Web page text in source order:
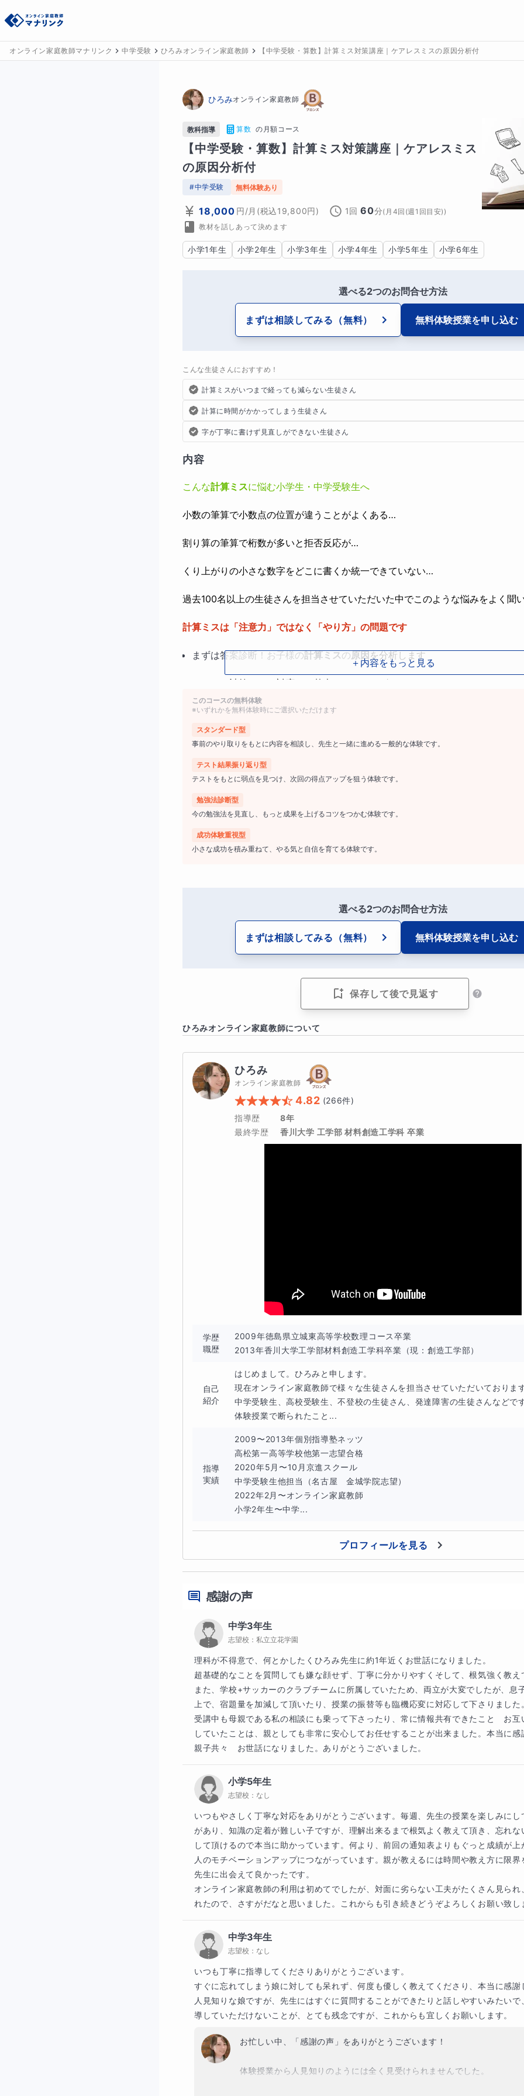
オンライン家庭教師マナリンク 中学受験 ひろみオンライン家庭教師 【中学受験・算数】計算ミス対策講座｜ケアレスミスの原因分析付
ひろみオンライン家庭教師
教科指導 算数 の 月額コース
【中学受験・算数】計算ミス対策講座｜ケアレスミス
の原因分析付
#中学受験 無料体験あり
18,000 円/月 (税込19,800円) 1回 60分( 月4回(週1回目安) )
教材を話しあって決めます
小学1年生 小学2年生 小学3年生 小学4年生 小学5年生 小学6年生
選べる2つのお問合せ方法
まずは相談してみる （無料） 無料体験授業を申し込む
こんな生徒さんにおすすめ！
計算ミスがいつまで経っても減らない生徒さん
計算に時間がかかってしまう生徒さん
字が丁寧に書けず見直しができない生徒さん
内容
こんな計算ミスに悩む小学生・中学受験生へ
小数の筆算で小数点の位置が違うことがよくある…
割り算の筆算で桁数が多いと拒否反応が…
くり上がりの小さな数字をどこに書くか統一できていない…
過去100名以上の生徒さんを担当させていただいた中でこのような悩みをよく聞
計算ミスは「注意力」ではなく「やり方」の問題です
まずは答案診断！お子様の計算ミスの原因 を分析します
よくある計算ミスに対応した基本トレーニング
計算問題で「同じ失点を繰り返さない状態」を作ります
【保護者の方へ】計算ミス対策で大切にしていること
◎筆算の書き方
◎本番でミスしないようにすること
（タブレットではなく紙、線やマスがある紙ではなく無地の紙を使用して筆算
れること目標にします）
（例：円周率3.14の計算・速さ、長さなどの単位換算方法）
【よくある質問例】
計算ミスは練習量を増やせば自然に減りますか？
→練習も大切ですが癖を直さないとゼロにはなりません
うちの子は集中力がなく、ケアレスミスが多いタイプですが大丈夫ですか？
→大丈夫です！
暗算が苦手ですが、この講座についていけますか？
→大丈夫です！
■宿題について
スケジュール帳を活用して毎日のルーティーンを身につけてもらいます。
生徒さんと相談して決めます。
■オプション
・オススメ1：チャットサポート（月額5,000円）
・オススメ2：自習スケジューリングサポート（月額3,000円）
・追加料金で30分延長可能！
毎週授業終了後、または次の日に報告
■お問合せを行って頂く際に知りたいこと
生徒さんの志望校（あれば）
指導目的（定期テスト対策または受験対策など）
模試、テストの結果（あれば）
使用したいテキスト（あれば）
＋内容をもっと見る
このコースの無料体験
※いずれかを無料体験時にご選択いただけます
スタンダード型
事前のやり取りをもとに内容を相談し、先生と一緒に進める一般的な体験です。
テスト結果振り返り型
テストをもとに弱点を見つけ、次回の得点アップを狙う体験です。
勉強法診断型
今の勉強法を見直し、もっと成果を上げるコツをつかむ体験です。
成功体験重視型
小さな成功を積み重ねて、やる気と自信を育てる体験です。
選べる2つのお問合せ方法
まずは相談してみる （無料） 無料体験授業を申し込む
保存して後で見返す
ひろみオンライン家庭教師について
ひろみ
オンライン家庭教師
4.82 (266件)
指導歴
8年
最終学歴
香川大学 工学部 材料創造工学科 卒業
学歴
職歴
2009年徳島県立城東高等学校数理コース卒業
2013年香川大学工学部材料創造工学科卒業（現：創造工学部）
自己
紹介
はじめまして。ひろみと申します。
現在オンライン家庭教師で様々な生徒さんを担当させていただいておりま
中学受験生、高校受験生、不登校の生徒さん、発達障害の生徒さんなどで
体験授業で断られたこと...
指導
実績
2009〜2013年個別指導塾ネッツ
高松第一高等学校他第一志望合格
2020年5月〜10月京進スクール
中学受験生他担当（名古屋　金城学院志望）
2022年2月〜オンライン家庭教師
小学2年生〜中学...
プロフィールを見る
感謝の声
中学3年生
志望校： 私立立花学園
理科が不得意で、何とかしたくひろみ先生に約1年近くお世話になりました。
超基礎的なことを質問しても嫌な顔せず、丁寧に分かりやすくそして、根気強く教え
また、学校+サッカーのクラブチームに所属していたため、両立が大変でしたが、息
上で、宿題量を加減して頂いたり、授業の振替等も臨機応変に対応して下さりました
受講中も母親である私の相談にも乗って下さったり、常に情報共有できたこと　お
していたことは、親としても非常に安心してお任せすることが出来ました。本当に
親子共々　お世話になりました。ありがとうございました。
小学5年生
志望校： なし
いつもやさしく丁寧な対応をありがとうございます。毎週、先生の授業を楽しみに
があり、知識の定着が難しい子ですが、理解出来るまで根気よく教えて頂き、忘れ
して頂けるので本当に助かっています。何より、前回の通知表よりもぐっと成績が
人のモチベーションアップにつながっています。親が教えるには時間や教え方に限
先生に出会えて良かったです。
オンライン家庭教師の利用は初めてでしたが、対面に劣らない工夫がたくさん見ら
れたので、さすがだなと思いました。これからも引き続きどうぞよろしくお願い致し
中学3年生
志望校： なし
いつも丁寧に指導してくださりありがとうございます。
すぐに忘れてしまう娘に対しても呆れず、何度も優しく教えてくださり、本当に感謝
人見知りな娘ですが、先生にはすぐに質問することができたりと話しやすいみたい
導していただけないことが、とても残念ですが、これからも宜しくお願いします。
お忙しい中、「感謝の声」をありがとうございます！
体験授業から人見知りのようには全く見受けられませんでした。